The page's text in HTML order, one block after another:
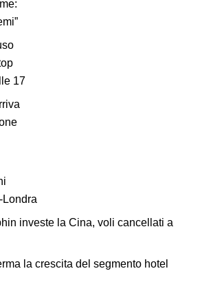
17
Londra
investe la Cina, voli cancellati a
la crescita del segmento hotel